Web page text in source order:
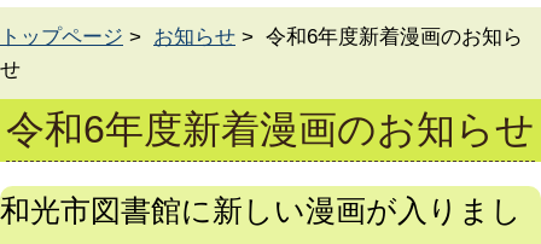
トップページ > お知らせ > 令和6年度新着漫画のお知ら
せ
令和6年度新着漫画のお知らせ
和光市図書館に新しい漫画が入りまし